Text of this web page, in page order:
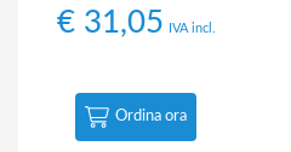
€31,05 IVA incl.
Ordina ora